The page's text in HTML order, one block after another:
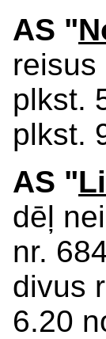
AS "
reisus
plkst.
plkst.
AS "
dēļ
nr.
divus
6.20